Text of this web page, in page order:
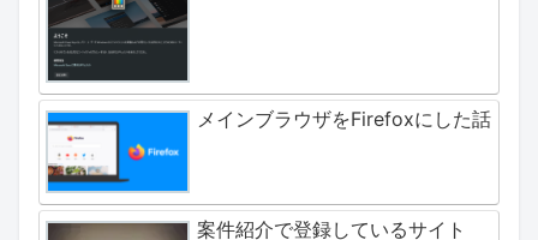
メインブラウザをFirefoxにした話
案件紹介で登録しているサイト